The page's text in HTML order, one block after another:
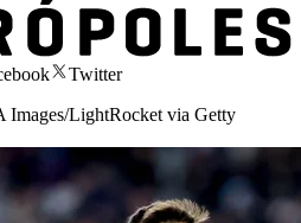
Twitter
Images/LightRocket via Getty